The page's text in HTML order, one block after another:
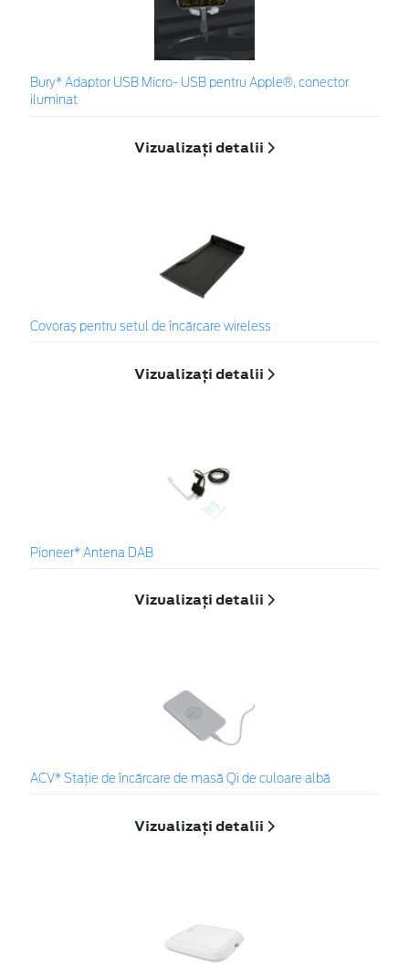
Bury* Adaptor USB Micro- USB pentru Apple®, conector
iluminat
Vizualizați detalii
Covoraș pentru setul de încărcare wireless
Vizualizați detalii
Pioneer* Antena DAB
Vizualizați detalii
ACV* Stație de încărcare de masă Qi de culoare albă
Vizualizați detalii